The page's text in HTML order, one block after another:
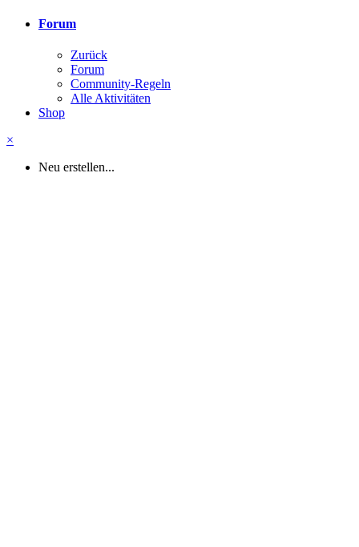
Forum
Zurück
Forum
Community-Regeln
Alle Aktivitäten
Shop
×
Neu erstellen...